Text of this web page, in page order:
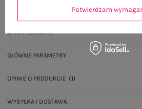
OPIS PRODUKTU
GŁÓWNE PARAMETRY
OPINIE O PRODUKCIE (1)
WYSYŁKA I DOSTAWA
Potwierdzam